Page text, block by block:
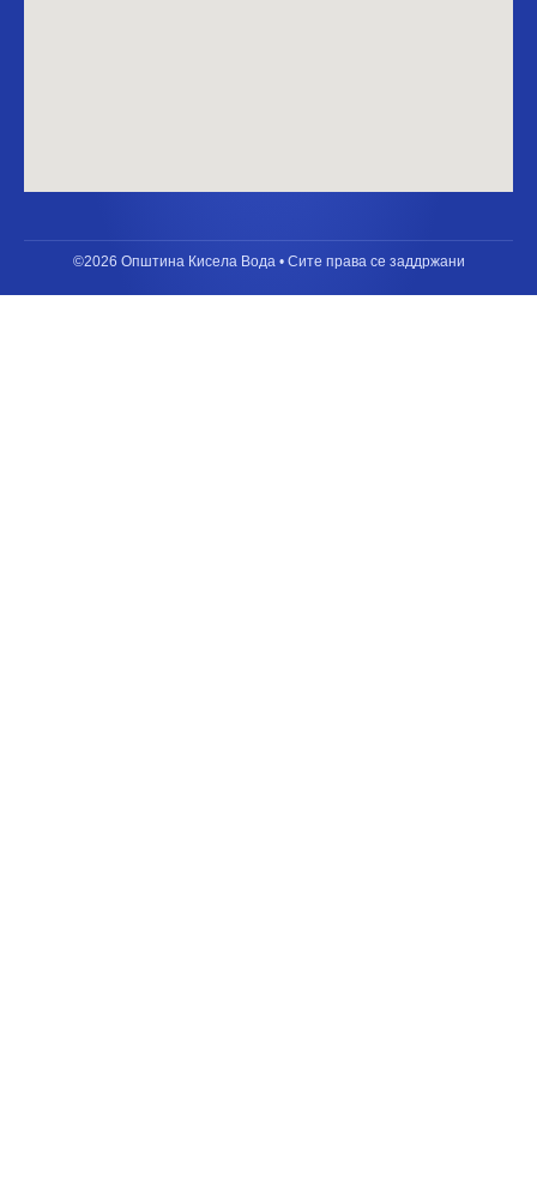
©2026 Општина Кисела Вода • Сите права се заддржани